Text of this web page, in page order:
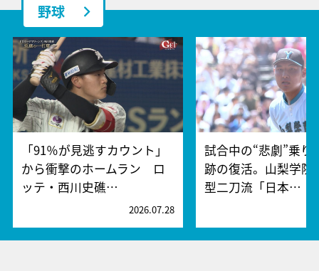
野球
「91％が見逃すカウント」
から衝撃のホームラン ロ
ッテ・西川史礁…
2026.07.28
試合中の“悲劇”乗り
跡の復活。山梨学院
型二刀流「日本…